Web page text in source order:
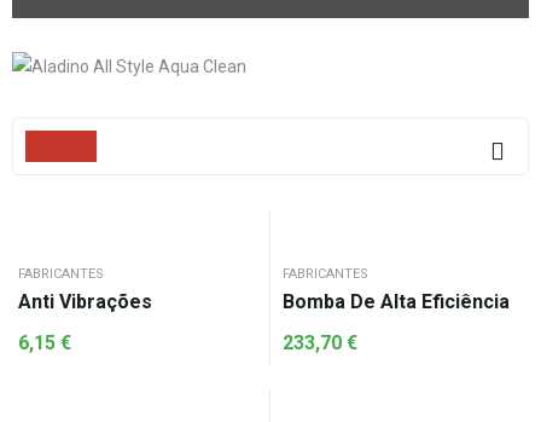
FABRICANTES
Anti Vibrações
6,15 €
FABRICANTES
Bomba De Alta Eficiência
233,70 €